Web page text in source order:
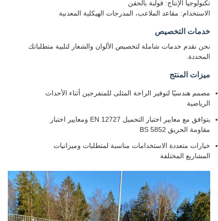
تكنولوجيا الإنتاج: قولبة بالحقن
الاستخدام: مقاعد الملاعب، المدرجات الهيكلية المعدنية
خدمات التخصيص
نحن نقدم خدمات شاملة لتخصيص الألوان والشعار لتلبية متطلباتك
المحددة.
ميزات المنتج
مصمم هندسيًا لتوفير الراحة المثلى للمتفرجين أثناء الأحداث
الرياضية
يتوافق مع معايير اختبار التحميل EN 12727 ومعايير اختبار
مقاومة الحريق BS 5852
خيارات متعددة الاستخدامات مناسبة لمتطلبات وميزانيات
المشاريع المختلفة